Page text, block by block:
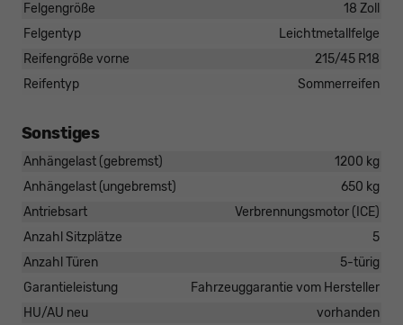
Felgengröße
18 Zoll
Felgentyp
Leichtmetallfelge
Reifengröße vorne
215/45 R18
Reifentyp
Sommerreifen
Sonstiges
Anhängelast (gebremst)
1200 kg
Anhängelast (ungebremst)
650 kg
Antriebsart
Verbrennungsmotor (ICE)
Anzahl Sitzplätze
5
Anzahl Türen
5-türig
Garantieleistung
Fahrzeuggarantie vom Hersteller
HU/AU neu
vorhanden